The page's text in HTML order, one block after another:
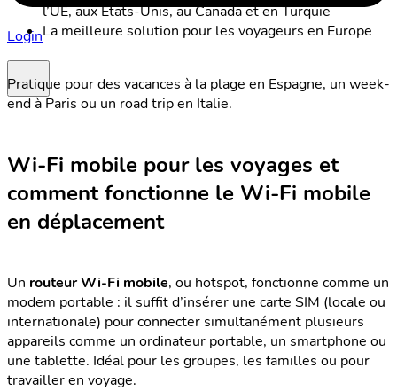
Login
l’UE, aux États-Unis, au Canada et en Turquie
La meilleure solution pour les voyageurs en Europe
Pratique pour des vacances à la plage en Espagne, un week-
end à Paris ou un road trip en Italie.
Wi-Fi mobile pour les voyages et
comment fonctionne le Wi-Fi mobile
en déplacement
Un routeur Wi-Fi mobile, ou hotspot, fonctionne comme un
modem portable : il suffit d’insérer une carte SIM (locale ou
internationale) pour connecter simultanément plusieurs
appareils comme un ordinateur portable, un smartphone ou
une tablette. Idéal pour les groupes, les familles ou pour
travailler en voyage.